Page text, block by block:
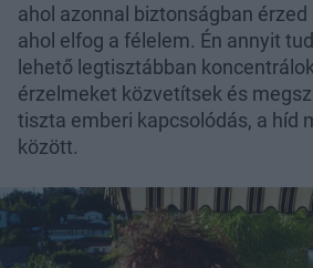
ahol azonnal biztonságban érzed
ahol elfog a félelem. Én annyit
lehető legtisztábban
érzelmeket közvetítsek és
tiszta emberi kapcsolódás, a híd
között.